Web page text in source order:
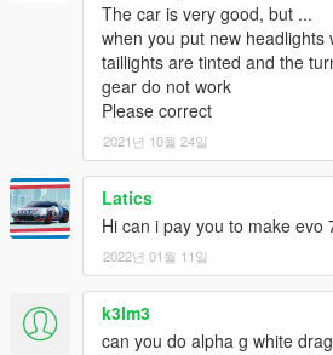
The car is very good, but ...
when you put new headlights
taillights are tinted and the
gear do not work
Please correct
2021년 10월 24일
Latics
Hi can i pay you to make evo
2022년 01월 11일
k3lm3
can you do alpha g white